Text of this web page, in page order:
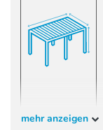
mehr anzeigen